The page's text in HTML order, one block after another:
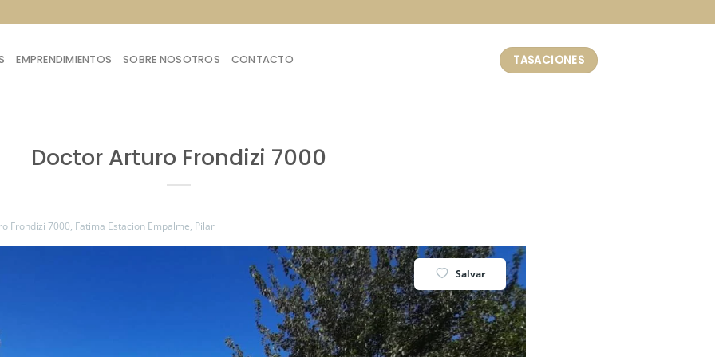
EMPRENDIMIENTOS SOBRE NOSOTROS CONTACTO TASACIONES
Doctor Arturo Frondizi 7000
Frondizi 7000, Fatima Estacion Empalme, Pilar
Salvar